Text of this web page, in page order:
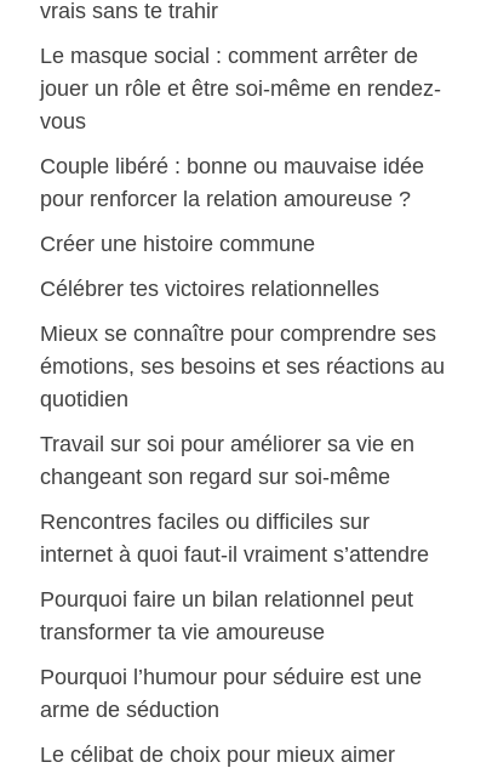
vrais sans te trahir
Le masque social : comment arrêter de
jouer un rôle et être soi-même en rendez-
vous
Couple libéré : bonne ou mauvaise idée
pour renforcer la relation amoureuse ?
Créer une histoire commune
Célébrer tes victoires relationnelles
Mieux se connaître pour comprendre ses
émotions, ses besoins et ses réactions au
quotidien
Travail sur soi pour améliorer sa vie en
changeant son regard sur soi-même
Rencontres faciles ou difficiles sur
internet à quoi faut-il vraiment s’attendre
Pourquoi faire un bilan relationnel peut
transformer ta vie amoureuse
Pourquoi l’humour pour séduire est une
arme de séduction
Le célibat de choix pour mieux aimer